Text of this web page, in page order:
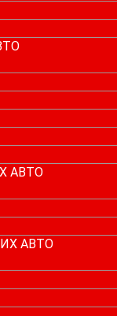
АВТО
АВТО